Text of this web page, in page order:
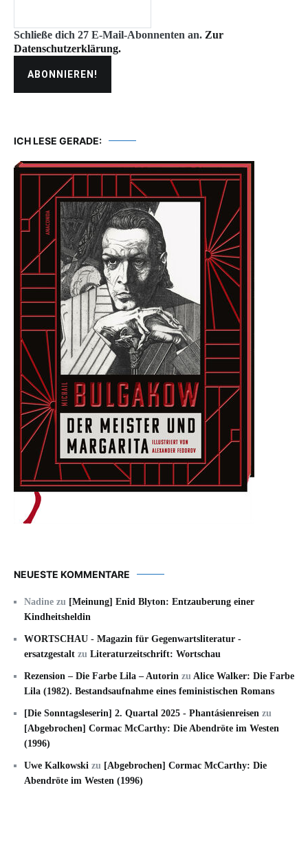
Schließe dich 27 E-Mail-Abonnenten an. Zur
Datenschutzerklärung.
ICH LESE GERADE:
NEUESTE KOMMENTARE
Nadine zu [Meinung] Enid Blyton: Entzauberung einer
Kindheitsheldin
WORTSCHAU - Magazin für Gegenwartsliteratur -
ersatzgestalt zu Literaturzeitschrift: Wortschau
Rezension – Die Farbe Lila – Autorin zu Alice Walker: Die Farbe
Lila (1982). Bestandsaufnahme eines feministischen Romans
[Die Sonntagsleserin] 2. Quartal 2025 - Phantásienreisen zu
[Abgebrochen] Cormac McCarthy: Die Abendröte im Westen
(1996)
Uwe Kalkowski zu [Abgebrochen] Cormac McCarthy: Die
Abendröte im Westen (1996)